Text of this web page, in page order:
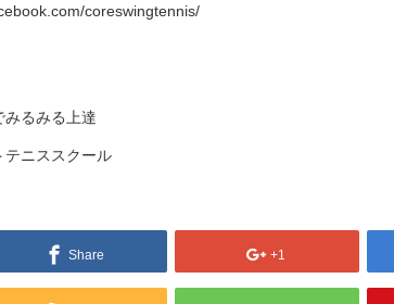
coreswingtennis/
みるみる上達
ニススクール
Share +1